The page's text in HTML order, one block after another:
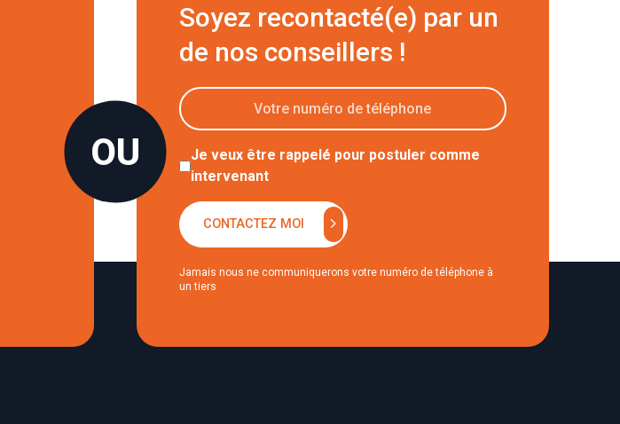
Soyez recontacté(e) par un
de nos conseillers !
Je veux être rappelé pour postuler comme
intervenant
CONTACTEZ MOI chevron_right
Jamais nous ne communiquerons votre numéro de téléphone à
un tiers